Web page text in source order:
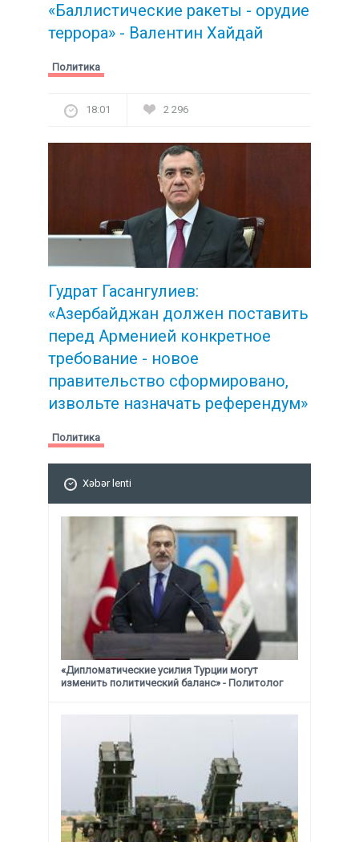
«Баллистические ракеты - орудие
террора» - Валентин Хайдай
Политика
18:01 2 296
Гудрат Гасангулиев:
«Азербайджан должен поставить
перед Арменией конкретное
требование - новое
правительство сформировано,
извольте назначать референдум»
Политика
Xəbər lenti
«Дипломатические усилия Турции могут
изменить политический баланс» - Политолог